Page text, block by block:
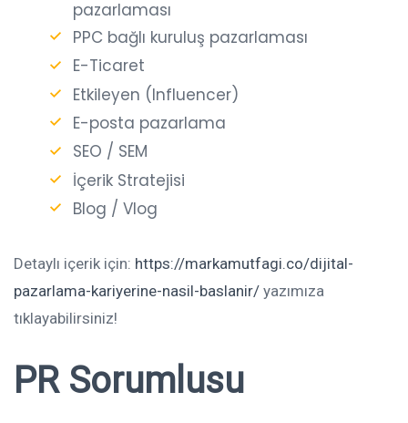
pazarlaması
PPC bağlı kuruluş pazarlaması
E-Ticaret
Etkileyen (Influencer)
E-posta pazarlama
SEO / SEM
İçerik Stratejisi
Blog / Vlog
Detaylı içerik için: https://markamutfagi.co/dijital-
pazarlama-kariyerine-nasil-baslanir/ yazımıza
tıklayabilirsiniz!
PR Sorumlusu